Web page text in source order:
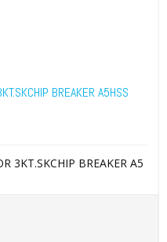
BREAKER A5HSS
3KT.SKCHIP BREAKER A5